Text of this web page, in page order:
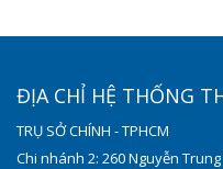
ĐỊA CHỈ HỆ THỐNG
TRỤ SỞ CHÍNH - TPHCM
Chi nhánh 2: 260 Nguyễn